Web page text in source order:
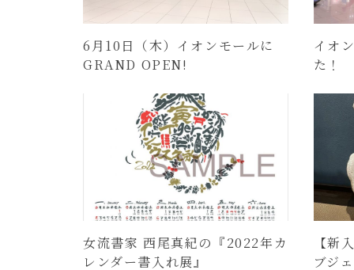
6月10日（木）イオンモールに
GRAND OPEN!
イオ
た！
女流書家 西尾真紀の『2022年カ
レンダー書入れ展』
【新
ブジ